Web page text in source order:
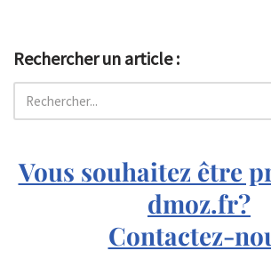
Rechercher un article :
Vous souhaitez être
dmoz.fr?
Contactez-